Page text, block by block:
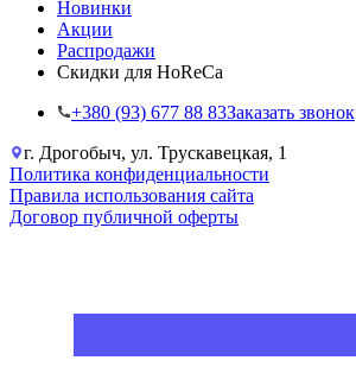
Новинки
Акции
Распродажи
Скидки для HoReCa
+38‎0 (93) 677 88 83Заказать звонок
г. Дрогобыч, ул. Трускавецкая, 1
Политика конфиденциальности
Правила использования сайта
Договор публичной оферты